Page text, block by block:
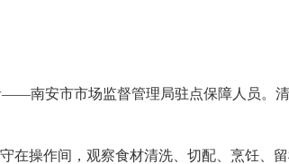
安市市场监督管理局驻点保障人员。清
操作间，观察食材清洗、切配、烹饪、留